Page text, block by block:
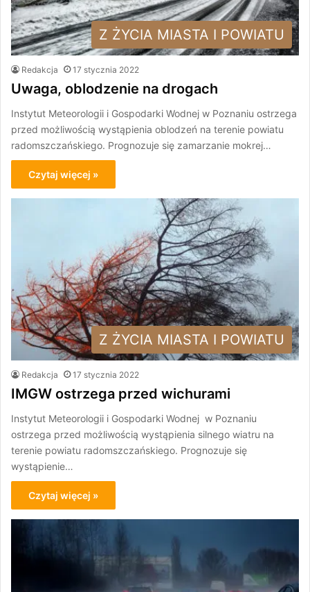
Z ŻYCIA MIASTA I POWIATU
Redakcja 17 stycznia 2022
Uwaga, oblodzenie na drogach
Instytut Meteorologii i Gospodarki Wodnej w Poznaniu ostrzega
przed możliwością wystąpienia oblodzeń na terenie powiatu
radomszczańskiego. Prognozuje się zamarzanie mokrej…
Czytaj więcej »
Z ŻYCIA MIASTA I POWIATU
Redakcja 17 stycznia 2022
IMGW ostrzega przed wichurami
Instytut Meteorologii i Gospodarki Wodnej w Poznaniu
ostrzega przed możliwością wystąpienia silnego wiatru na
terenie powiatu radomszczańskiego. Prognozuje się
wystąpienie…
Czytaj więcej »